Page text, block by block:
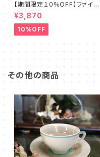
【期間限定１０％OFF】ファイア
ーキング・フラワー・カップ＆ソー
サー（FKFW0001）
¥3,870
10%OFF
その他の商品